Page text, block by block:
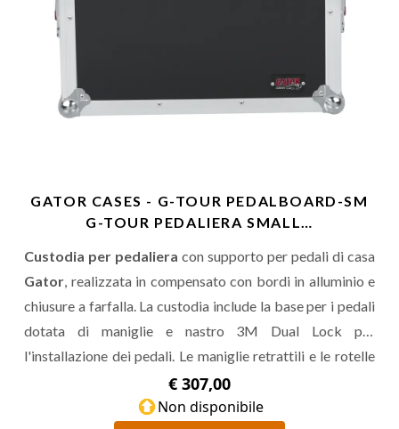
GATOR CASES - G-TOUR PEDALBOARD-SM
G-TOUR PEDALIERA SMALL…
Custodia per pedaliera con supporto per pedali di casa
Gator, realizzata in compensato con bordi in alluminio e
chiusure a farfalla. La custodia include la base per i pedali
dotata di maniglie e nastro 3M Dual Lock per
l'installazione dei pedali. Le maniglie retrattili e le rotelle
consentono di trasportarla comodamente. Piano per
pedali da 17" x 11".
€ 307,00
Non disponibile